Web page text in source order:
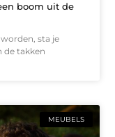
boom uit de
sta je
de takken
MEUBELS